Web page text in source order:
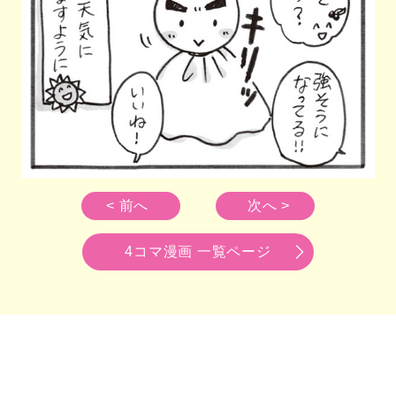
< 前へ 次へ >
4コマ漫画 一覧ページ